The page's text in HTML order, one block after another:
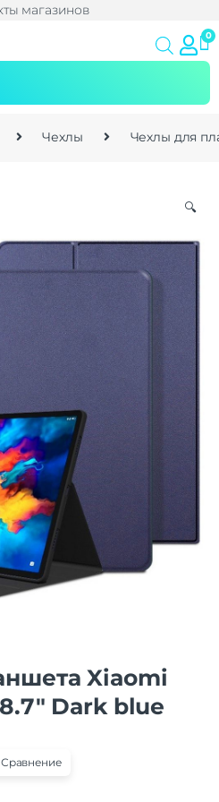
магазинов
Чехлы Чехлы для
🔍
Xiaomi
Dark blue
Сравнение